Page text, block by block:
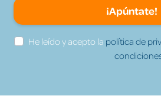
¡Apúntate!
He leído y acepto la política de